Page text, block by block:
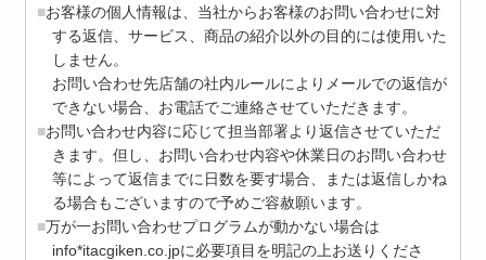
お客様の個人情報は、当社からお客様のお問い合わせに対
する返信、サービス、商品の紹介以外の目的には使用いた
しません。
お問い合わせ先店舗の社内ルールによりメールでの返信が
できない場合、お電話でご連絡させていただきます。
お問い合わせ内容に応じて担当部署より返信させていただ
きます。但し、お問い合わせ内容や休業日のお問い合わせ
等によって返信までに日数を要す場合、または返信しかね
る場合もございますので予めご容赦願います。
万が一お問い合わせプログラムが動かない場合は
info*itacgiken.co.jpに必要項目を明記の上お送りくださ